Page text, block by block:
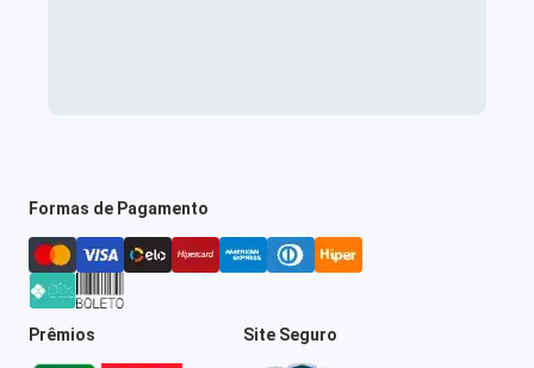
Formas de Pagamento
Prêmios Site Seguro